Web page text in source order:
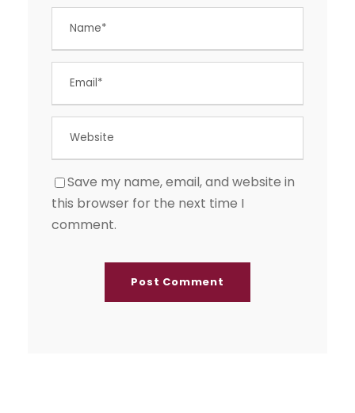
Save my name, email, and website in
this browser for the next time I
comment.